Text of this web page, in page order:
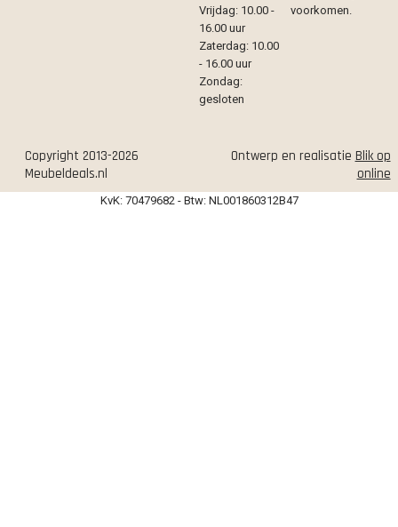
Vrijdag: 10.00 -
16.00 uur
Zaterdag: 10.00
- 16.00 uur
Zondag:
gesloten
voorkomen.
Copyright 2013-2026
Meubeldeals.nl
Ontwerp en realisatie Blik op
online
KvK: 70479682 - Btw: NL001860312B47